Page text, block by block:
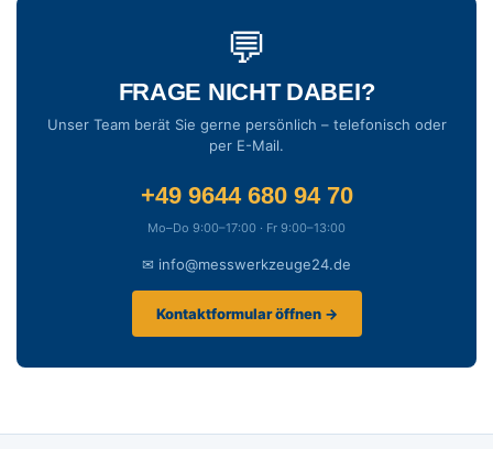
💬
FRAGE NICHT DABEI?
Unser Team berät Sie gerne persönlich – telefonisch oder
per E-Mail.
+49 9644 680 94 70
Mo–Do 9:00–17:00 · Fr 9:00–13:00
✉ info@messwerkzeuge24.de
Kontaktformular öffnen →